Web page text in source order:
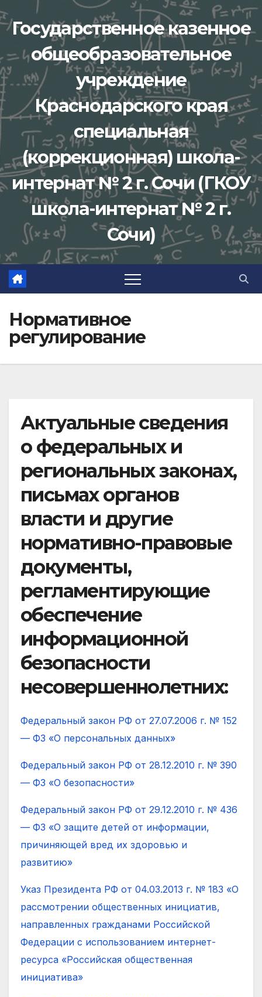
Перейти
к
содержимому
Государственное казенное
общеобразовательное
учреждение
Краснодарского края
специальная
(коррекционная) школа-
интернат № 2 г. Сочи (ГКОУ
школа-интернат № 2 г.
Сочи)
Нормативное
регулирование
Актуальные сведения
о федеральных и
региональных законах,
письмах органов
власти и другие
нормативно-правовые
документы,
регламентирующие
обеспечение
информационной
безопасности
несовершеннолетних:
Федеральный закон РФ от 27.07.2006 г. № 152
— ФЗ «О персональных данных»
Федеральный закон РФ от 28.12.2010 г. № 390
— ФЗ «О безопасности»
Федеральный закон РФ от 29.12.2010 г. № 436
— ФЗ «О защите детей от информации,
причиняющей вред их здоровью и
развитию»
Указ Президента РФ от 04.03.2013 г. № 183 «О
рассмотрении общественных инициатив,
направленных гражданами Российской
Федерации с использованием интернет-
ресурса «Российская общественная
инициатива»